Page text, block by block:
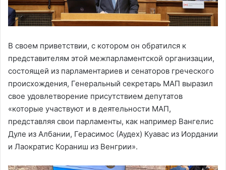
В своем приветствии, с котором он обратился к
представителям этой межпарламентской организации,
состоящей из парламентариев и сенаторов греческого
происхождения, Генеральный секретарь МАП выразил
свое удовлетворение присутствием депутатов
«которые участвуют и в деятельности МАП,
представляя свои парламенты, как например Вангелис
Дуле из Албании, Герасимос (Аудех) Куавас из Иордании
и Лаократис Кораниш из Венгрии».